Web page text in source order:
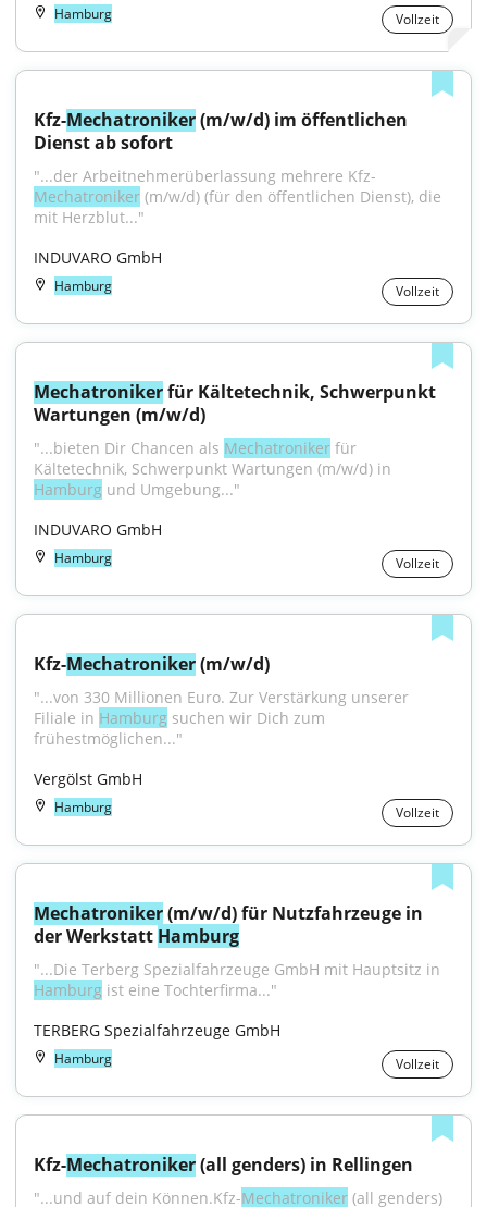
Hamburg Vollzeit
Kfz-Mechatroniker (m/w/d) im öffentlichen
Dienst ab sofort
"...der Arbeitnehmerüberlassung mehrere Kfz-
Mechatroniker (m/w/d) (für den öffentlichen Dienst), die
mit Herzblut..."
INDUVARO GmbH
Hamburg Vollzeit
Mechatroniker für Kältetechnik, Schwerpunkt
Wartungen (m/w/d)
"...bieten Dir Chancen als Mechatroniker für
Hamburg und Umgebung..."
INDUVARO GmbH
Hamburg Vollzeit
Kfz-Mechatroniker (m/w/d)
"...von 330 Millionen Euro. Zur Verstärkung unserer
Filiale in Hamburg suchen wir Dich zum
frühestmöglichen..."
Vergölst GmbH
Hamburg Vollzeit
Mechatroniker (m/w/d) für Nutzfahrzeuge in
der Werkstatt Hamburg
Hamburg ist eine Tochterfirma..."
TERBERG Spezialfahrzeuge GmbH
Hamburg Vollzeit
Kfz-Mechatroniker (all genders) in Rellingen
"...und auf dein Können.Kfz-Mechatroniker (all genders)